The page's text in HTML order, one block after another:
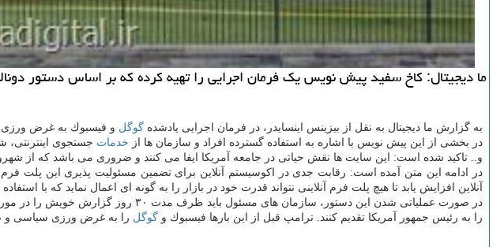
ما دیجیتال: كاخ سفید پیش نویس یك فرمان اجرایی را تهیه كرده كه بر اساس دستور
به گزارش ما دیجیتال به نقل از بیزینس اینسایدر، در فرمان اجرایی یادشده گوگل و فیسبوك به غرض ورزی
در بخشی از این پیش نویس با اشاره به استفاده گسترده افراد و سازمان ها از خدمات جستجوی اینترنتی،
و.. تاكید شده است: این سایت ها نقش حیاتی در جامعه آمریكا ایفا می كنند و ضروری می باشد كه از
در ادامه این متن آمده است: رقابت جدی در اكوسیستم آنلاین برای تضمین مسئولیت پذیری این پلت
آنلاین افزایش یابد تا هیچ پلت فرم آنلاینی نتواند قدرت خود در بازار را به گونه ای اعمال نماید كه
در صورت عملیاتی شدن این دستور، سازمان های مسئول باید ظرف مدت ۳۰ روز گزارش خویش را در مورد میزان رعایت بی طرفی و نحوه رعایت قوانین ضدانحصار توسط
را به رئیس جمهور آمریكا تقدیم كنند. ترامپ قبل از این بارها فیسبوك و گوگل را به غرض ورزی سیاسی و